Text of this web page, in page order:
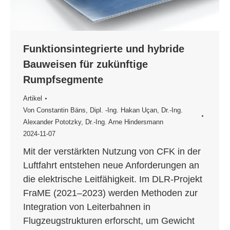
Funktionsintegrierte und hybride
Bauweisen für zukünftige
Rumpfsegmente
Artikel
Von Constantin Bäns, Dipl. -Ing. Hakan Uçan, Dr.-Ing.
Alexander Pototzky, Dr.-Ing. Arne Hindersmann
2024-11-07
Mit der verstärkten Nutzung von CFK in der
Luftfahrt entstehen neue Anforderungen an
die elektrische Leitfähigkeit. Im DLR-Projekt
FraME (2021–2023) werden Methoden zur
Integration von Leiterbahnen in
Flugzeugstrukturen erforscht, um Gewicht